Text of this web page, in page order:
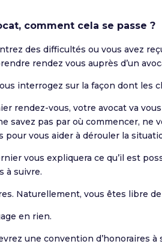
comment cela se passe ?
des difficultés ou vous avez
rendez vous auprès d’un
interrogez sur la façon dont les
rendez-vous, votre avocat va
savez pas par où commencer, ne
vous aider à dérouler la
vous expliquera ce qu’il est
à suivre.
Naturellement, vous êtes libre
en rien.
une convention d’honoraires